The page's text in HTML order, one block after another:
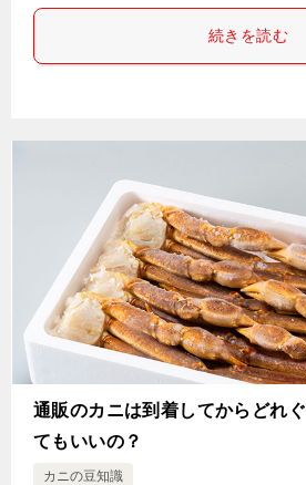
続きを読む
通販のカニは到着してからどれ
てもいいの？
カニの豆知識